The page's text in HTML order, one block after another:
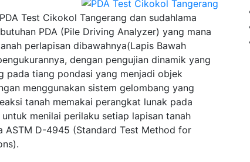
Test Cikokol Tangerang dan sudahlama
PDA (Pile Driving Analyzer) yang mana
perlapisan dibawahnya(Lapis Bawah
dengan pengujian dinamik yang
pada tiang pondasi yang menjadi objek
menggunakan sistem gelombang yang
tanah memakai perangkat lunak pada
menilai perilaku setiap lapisan tanah
ASTM D-4945 (Standard Test Method for